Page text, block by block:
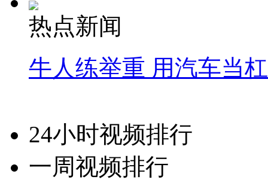
热点新闻
牛人练举重 用汽车当
24小时视频排行
一周视频排行